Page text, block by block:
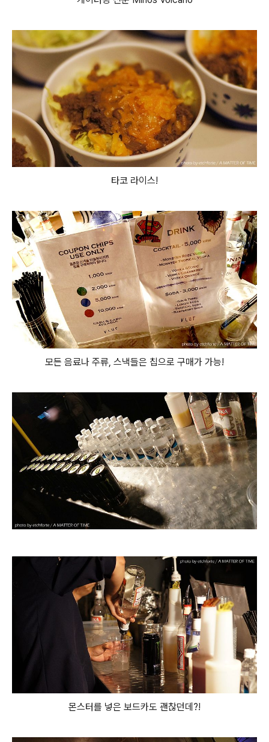
타코 라이스!
모든 음료나 주류, 스낵들은 칩으로 구매가 가능!
몬스터를 넣은 보드카도 괜찮던데?!